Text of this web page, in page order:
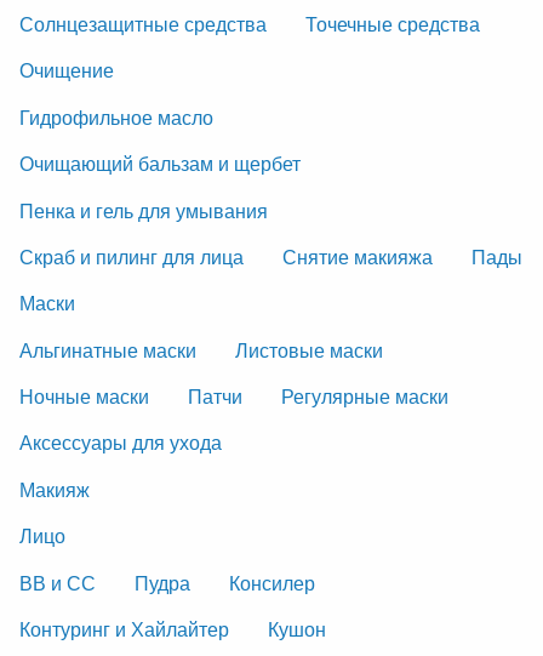
Солнцезащитные средства
Точечные средства
Очищение
Гидрофильное масло
Очищающий бальзам и щербет
Пенка и гель для умывания
Скраб и пилинг для лица
Снятие макияжа
Пады
Маски
Альгинатные маски
Листовые маски
Ночные маски
Патчи
Регулярные маски
Аксессуары для ухода
Макияж
Лицо
ВВ и СС
Пудра
Консилер
Контуринг и Хайлайтер
Кушон